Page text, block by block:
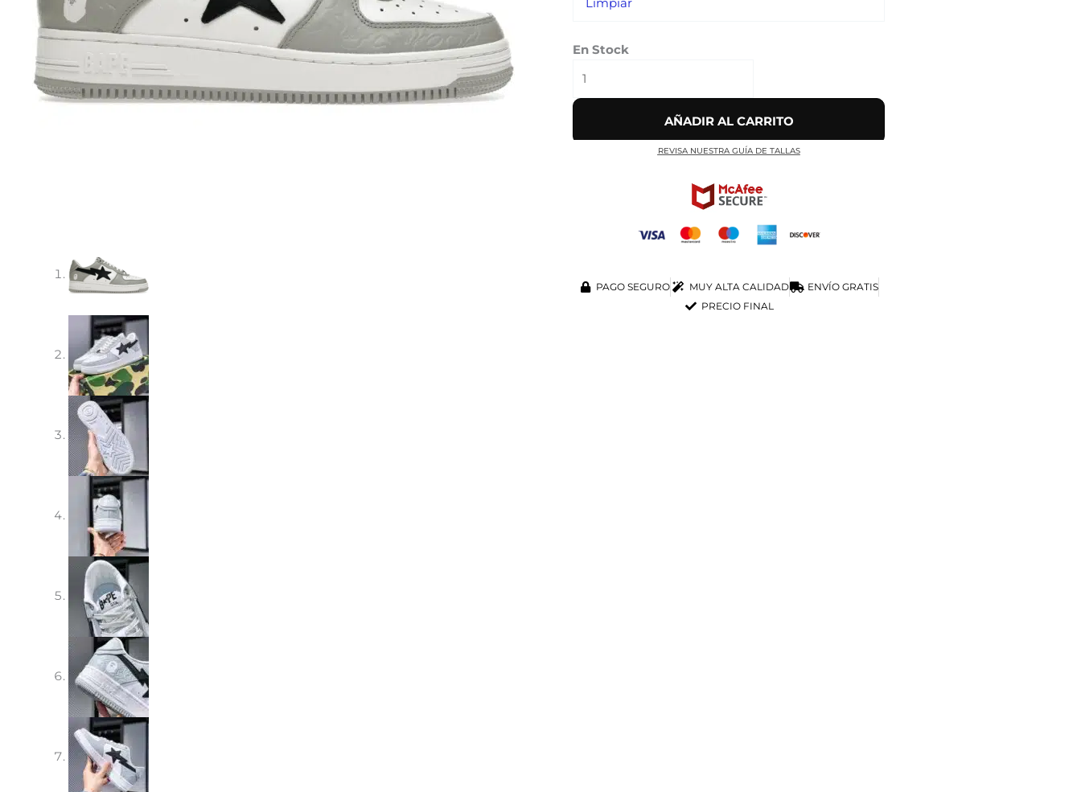
En Stock
AÑADIR AL CARRITO
REVISA NUESTRA GUÍA DE TALLAS
PAGO SEGURO MUY ALTA CALIDAD
ENVÍO GRATIS
PRECIO FINAL